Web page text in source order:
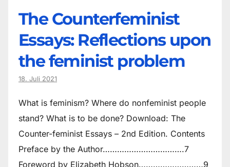
The Counter­feminist
Essays: Reflections upon
the feminist problem
18. Juli 2021
What is feminism? Where do non­feminist people
stand? What is to be done? Download: The
Counter-feminist Essays – 2nd Edition. Contents
Preface by the Author…………………………….7
Foreword by Elizabeth Hobson………………………9